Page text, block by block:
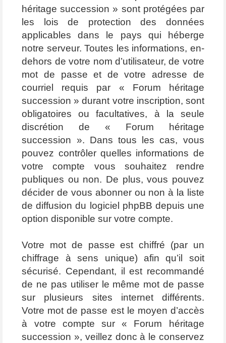
héritage succession » sont protégées par
les lois de protection des données
applicables dans le pays qui héberge
notre serveur. Toutes les informations, en-
dehors de votre nom d’utilisateur, de votre
mot de passe et de votre adresse de
courriel requis par « Forum héritage
succession » durant votre inscription, sont
obligatoires ou facultatives, à la seule
discrétion de « Forum héritage
succession ». Dans tous les cas, vous
pouvez contrôler quelles informations de
votre compte vous souhaitez rendre
publiques ou non. De plus, vous pouvez
décider de vous abonner ou non à la liste
de diffusion du logiciel phpBB depuis une
option disponible sur votre compte.
Votre mot de passe est chiffré (par un
chiffrage à sens unique) afin qu’il soit
sécurisé. Cependant, il est recommandé
de ne pas utiliser le même mot de passe
sur plusieurs sites internet différents.
Votre mot de passe est le moyen d’accès
à votre compte sur « Forum héritage
succession », veillez donc à le conservez